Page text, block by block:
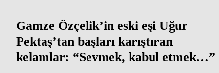
Gamze Özçelik’in eski eşi Uğur
Pektaş’tan başları karıştıran
kelamlar: “Sevmek, kabul etmek…”